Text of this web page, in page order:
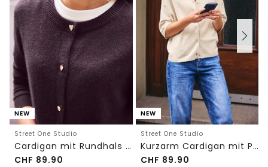
NEW
Street One Studio
Cardigan mit Rundhals und Knöpfen
CHF 89.90
NEW
Street One Studio
Kurzarm Cardigan mit Polokragen
CHF 89.90